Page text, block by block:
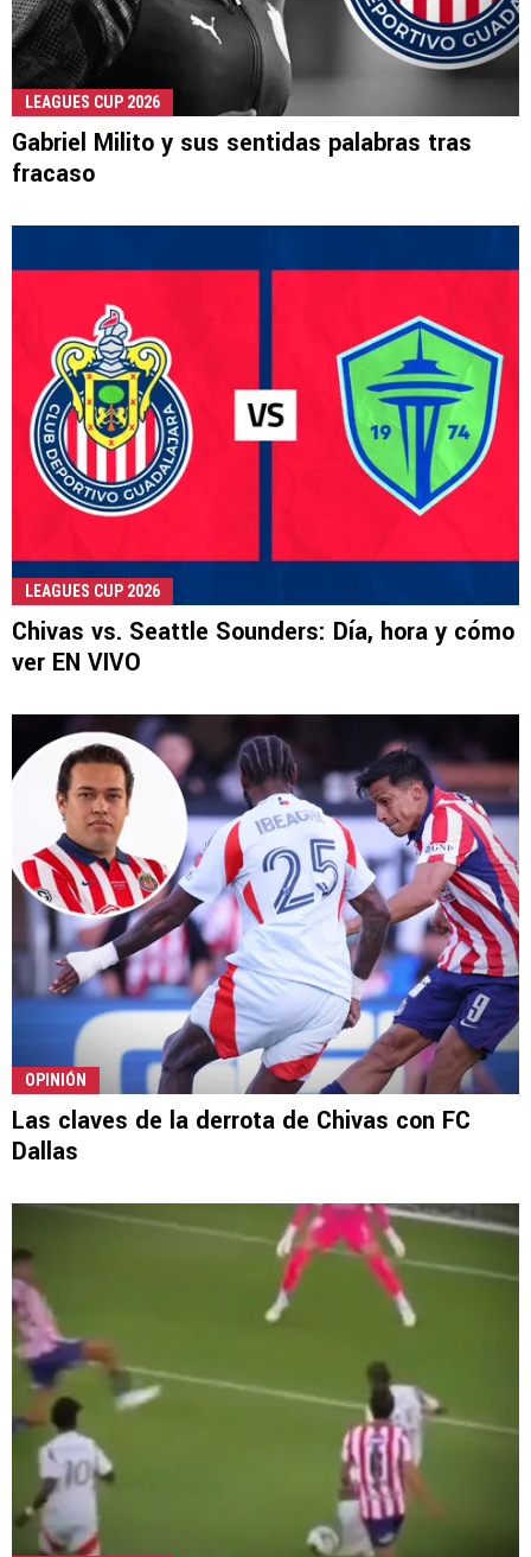
LEAGUES CUP 2026
Gabriel Milito y sus sentidas palabras tras
fracaso
LEAGUES CUP 2026
Chivas vs. Seattle Sounders: Día, hora y cómo
ver EN VIVO
OPINIÓN
Las claves de la derrota de Chivas con FC
Dallas